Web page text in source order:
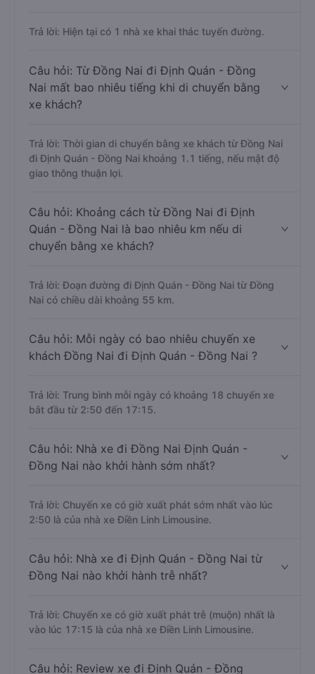
Trả lời: Hiện tại có 1 nhà xe khai thác tuyến đường.
Câu hỏi: Từ Đồng Nai đi Định Quán - Đồng
Nai mất bao nhiêu tiếng khi di chuyển bằng
xe khách?
Trả lời: Thời gian di chuyển bằng xe khách từ Đồng Nai
đi Định Quán - Đồng Nai khoảng 1.1 tiếng, nếu mật độ
giao thông thuận lợi.
Câu hỏi: Khoảng cách từ Đồng Nai đi Định
Quán - Đồng Nai là bao nhiêu km nếu di
chuyển bằng xe khách?
Trả lời: Đoạn đường đi Định Quán - Đồng Nai từ Đồng
Nai có chiều dài khoảng 55 km.
Câu hỏi: Mỗi ngày có bao nhiêu chuyến xe
khách Đồng Nai đi Định Quán - Đồng Nai ?
Trả lời: Trung bình mỗi ngày có khoảng 18 chuyến xe
bắt đầu từ 2:50 đến 17:15.
Câu hỏi: Nhà xe đi Đồng Nai Định Quán -
Đồng Nai nào khởi hành sớm nhất?
Trả lời: Chuyến xe có giờ xuất phát sớm nhất vào lúc
2:50 là của nhà xe Điền Linh Limousine.
Câu hỏi: Nhà xe đi Định Quán - Đồng Nai từ
Đồng Nai nào khởi hành trễ nhất?
Trả lời: Chuyến xe có giờ xuất phát trễ (muộn) nhất là
vào lúc 17:15 là của nhà xe Điền Linh Limousine.
Câu hỏi: Review xe đi Định Quán - Đồng